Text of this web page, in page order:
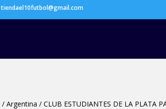
tiendael10futbol@gmail.com
/Argentina /CLUB ESTUDIANTES DE LA PLATA